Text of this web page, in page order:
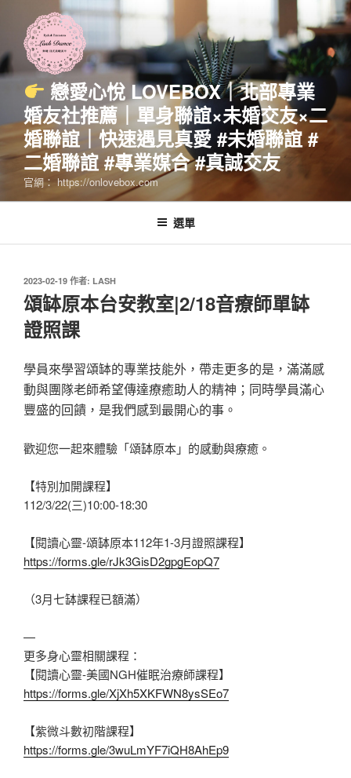
要
戀愛心悅 LOVEBOX｜北部專業
婚友社推薦｜單身聯誼×未婚交友×二
婚聯誼｜快速遇見真愛 #未婚聯誼 #
二婚聯誼 #專業媒合 #真誠交友
官網： https://onlovebox.com
選單
發
佈
於
2023-02-19 作者: LASH
頌缽原本台安教室|2/18音療師單缽
證照課
學員來學習頌缽的專業技能外，帶走更多的是，滿滿感
動與團隊老師希望傳達療癒助人的精神；同時學員滿心
豐盛的回饋，是我們感到最開心的事。
歡迎您一起來體驗「頌缽原本」的感動與療癒。
【特別加開課程】
112/3/22(三)10:00-18:30
【閱讀心靈-頌缽原本112年1-3月證照課程】
https://forms.gle/rJk3GisD2gpgEopQ7
（3月七缽課程已額滿）
—
更多身心靈相關課程：
【閱讀心靈-美國NGH催眠治療師課程】
https://forms.gle/XjXh5XKFWN8ysSEo7
【紫微斗數初階課程】
https://forms.gle/3wuLmYF7iQH8AhEp9